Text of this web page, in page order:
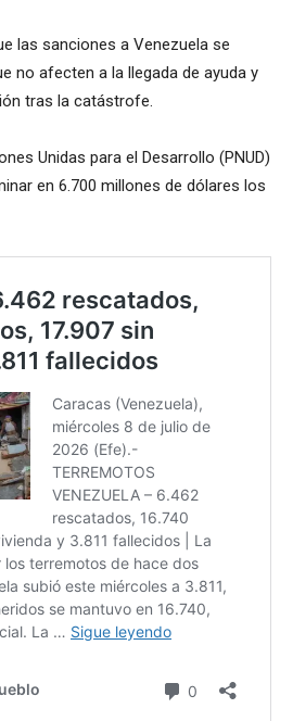
las sanciones a Venezuela se
no afecten a la llegada de ayuda y
tras la catástrofe.
Unidas para el Desarrollo (PNUD)
en 6.700 millones de dólares los